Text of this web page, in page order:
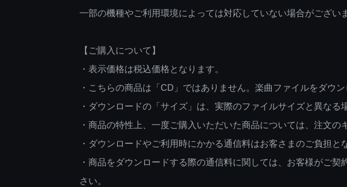
一部の機種やご利用環境によっては対応していない場合がござい
【ご購入について】
・表示価格は税込価格となります。
・こちらの商品は「CD」ではありません。楽曲ファイルをダウ
・ダウンロードの「サイズ」は、実際のファイルサイズと異なる
・商品の特性上、一度ご購入いただいた商品については、注文の
・ダウンロードやご利用時にかかる通信料はお客さまのご負担と
・商品をダウンロードする際の通信料に関しては、お客様がご
さい。